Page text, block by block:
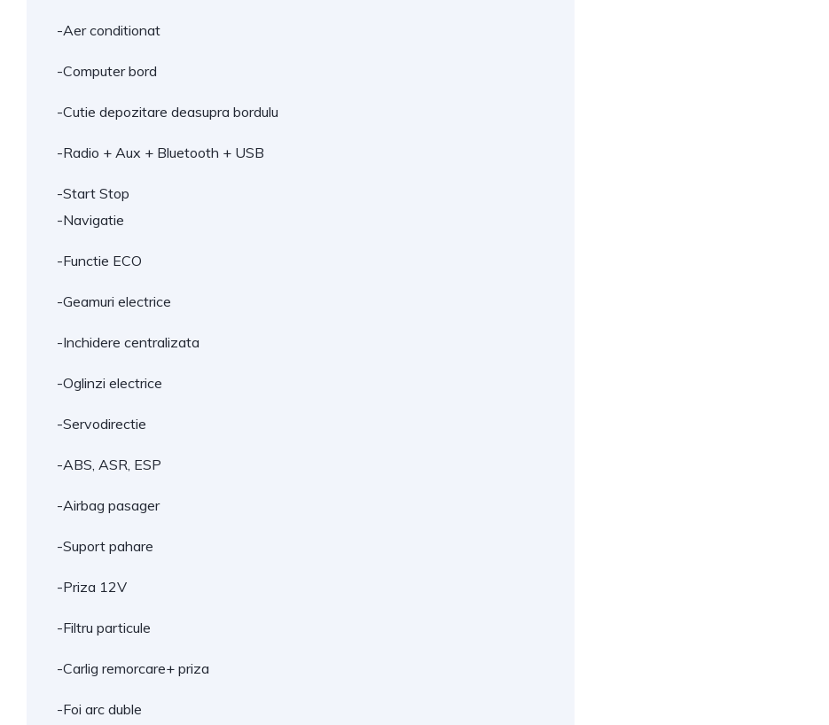
-Aer conditionat
-Computer bord
-Cutie depozitare deasupra bordulu
-Radio + Aux + Bluetooth + USB
-Start Stop
-Navigatie
-Functie ECO
-Geamuri electrice
-Inchidere centralizata
-Oglinzi electrice
-Servodirectie
-ABS, ASR, ESP
-Airbag pasager
-Suport pahare
-Priza 12V
-Filtru particule
-Carlig remorcare+ priza
-Foi arc duble